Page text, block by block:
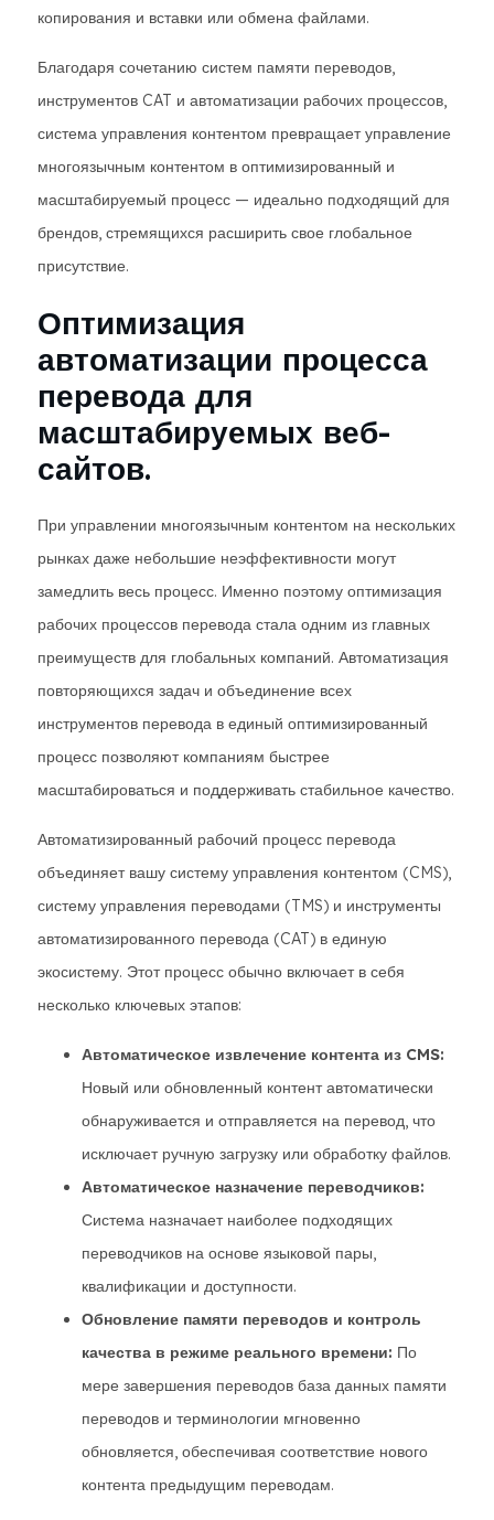
копирования и вставки или обмена файлами.
Благодаря сочетанию систем памяти переводов,
инструментов CAT и автоматизации рабочих процессов,
система управления контентом превращает управление
многоязычным контентом в оптимизированный и
масштабируемый процесс — идеально подходящий для
брендов, стремящихся расширить свое глобальное
присутствие.
Оптимизация
автоматизации процесса
перевода для
масштабируемых веб-
сайтов.
При управлении многоязычным контентом на нескольких
рынках даже небольшие неэффективности могут
замедлить весь процесс. Именно поэтому оптимизация
рабочих процессов перевода стала одним из главных
преимуществ для глобальных компаний. Автоматизация
повторяющихся задач и объединение всех
инструментов перевода в единый оптимизированный
процесс позволяют компаниям быстрее
масштабироваться и поддерживать стабильное качество.
Автоматизированный рабочий процесс перевода
объединяет вашу систему управления контентом (CMS),
систему управления переводами (TMS) и инструменты
автоматизированного перевода (CAT) в единую
экосистему. Этот процесс обычно включает в себя
несколько ключевых этапов:
Автоматическое извлечение контента из CMS:
Новый или обновленный контент автоматически
обнаруживается и отправляется на перевод, что
исключает ручную загрузку или обработку файлов.
Автоматическое назначение переводчиков:
Система назначает наиболее подходящих
переводчиков на основе языковой пары,
квалификации и доступности.
Обновление памяти переводов и контроль
качества в режиме реального времени: По
мере завершения переводов база данных памяти
переводов и терминологии мгновенно
обновляется, обеспечивая соответствие нового
контента предыдущим переводам.